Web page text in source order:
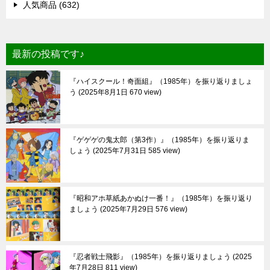
人気商品 (632)
最新の投稿です♪
『ハイスクール！奇面組』（1985年）を振り返りましょ
う
2025年8月1日 670 view
『ゲゲゲの鬼太郎（第3作）』（1985年）を振り返りま
しょう
2025年7月31日 585 view
『昭和アホ草紙あかぬけ一番！』（1985年）を振り返り
ましょう
2025年7月29日 576 view
『忍者戦士飛影』（1985年）を振り返りましょう
2025
年7月28日 811 view